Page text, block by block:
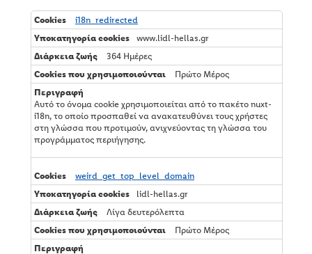
Π
ρ
ο
ι
μ
ή
σ
i18n_redirected
www.lidl-hellas.gr
364 Ημέρες
Πρώτο Μέρος
Αυτό το όνομα cookie χρησιμοποιείται από το πακέτο nuxt-
i18n, το οποίο προσπαθεί να ανακατευθύνει τους χρήστες
στη γλώσσα που προτιμούν, ανιχνεύοντας τη γλώσσα του
προγράμματος περιήγησης.
weird_get_top_level_domain
lidl-hellas.gr
Λίγα δευτερόλεπτα
Πρώτο Μέρος